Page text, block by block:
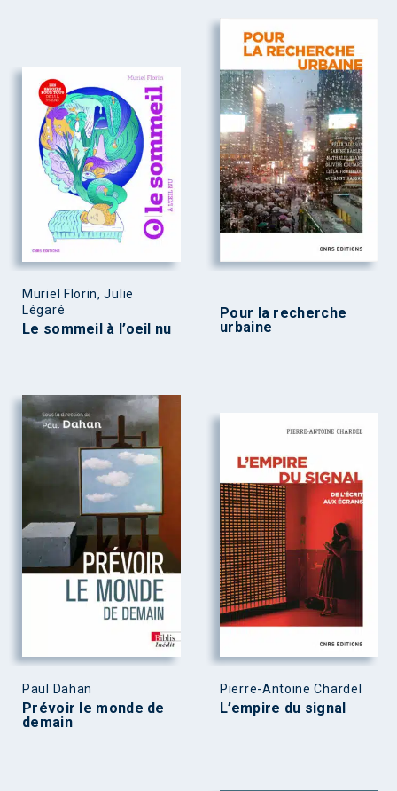
Muriel Florin, Julie
Légaré
Le sommeil à l’oeil nu
Pour la recherche
urbaine
Paul Dahan
Prévoir le monde de
demain
Pierre-Antoine Chardel
L’empire du signal